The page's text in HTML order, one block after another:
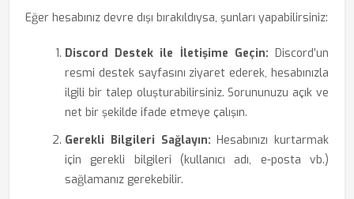
Eğer hesabınız devre dışı bırakıldıysa, şunları yapabilirsiniz:
Discord Destek ile İletişime Geçin: Discord’un
resmi destek sayfasını ziyaret ederek, hesabınızla
ilgili bir talep oluşturabilirsiniz. Sorununuzu açık ve
net bir şekilde ifade etmeye çalışın.
Gerekli Bilgileri Sağlayın: Hesabınızı kurtarmak
için gerekli bilgileri (kullanıcı adı, e-posta vb.)
sağlamanız gerekebilir.